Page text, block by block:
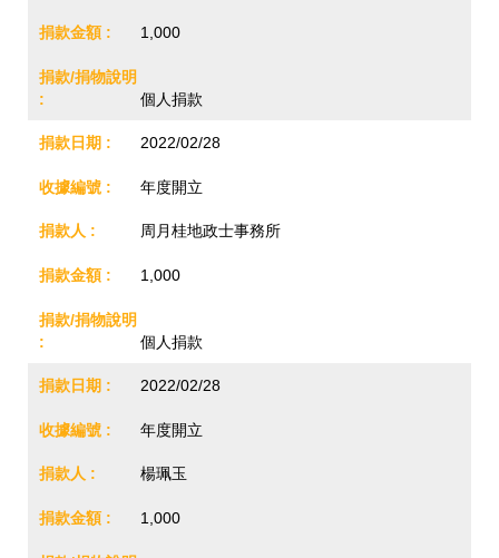
1,000
個人捐款
2022/02/28
年度開立
周月桂地政士事務所
1,000
個人捐款
2022/02/28
年度開立
楊珮玉
1,000